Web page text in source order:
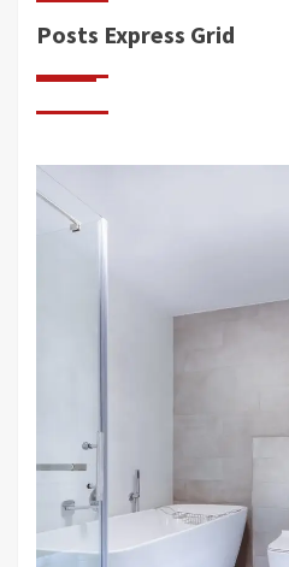
Posts Express Grid